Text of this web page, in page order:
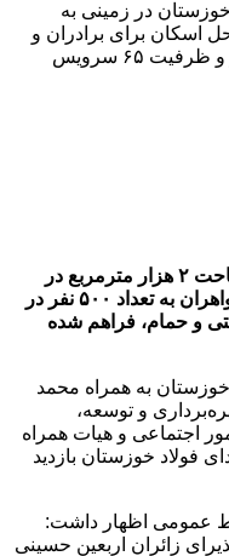
در زمینی به
محل اسکان برای برادران و
خواهران به تعداد ۵۰۰ نفر در شبانه روز و ظرفیت ۶۵ سرویس
موکب فولاد خوزستان در زمینی به مساحت ۲ هزار مترمربع در
قالب دو محل اسکان برای برادران و خواهران به تعداد ۵۰۰ نفر در
بهداشتی و حمام، فراهم شده
به همراه محمد
و توسعه،
اجتماعی و هیات همراه
فولاد خوزستان بازدید
عمومی اظهار داشت:
زائران اربعین حسینی